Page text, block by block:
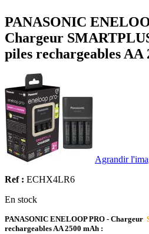
PANASONIC
Chargeur
piles rechargeables AA
Agrandir
Ref : ECHX4LR6
En stock
PANASONIC ENELOOP PRO - Chargeur
rechargeables AA 2500 mAh :